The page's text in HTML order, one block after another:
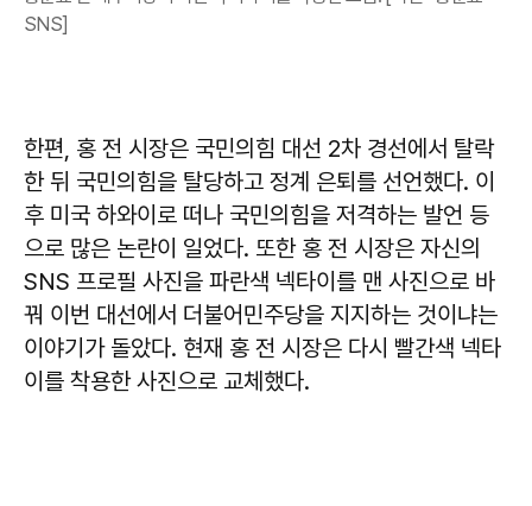
SNS]
한편, 홍 전 시장은 국민의힘 대선 2차 경선에서 탈락
한 뒤 국민의힘을 탈당하고 정계 은퇴를 선언했다. 이
후 미국 하와이로 떠나 국민의힘을 저격하는 발언 등
으로 많은 논란이 일었다. 또한 홍 전 시장은 자신의
SNS 프로필 사진을 파란색 넥타이를 맨 사진으로 바
꿔 이번 대선에서 더불어민주당을 지지하는 것이냐는
이야기가 돌았다. 현재 홍 전 시장은 다시 빨간색 넥타
이를 착용한 사진으로 교체했다.